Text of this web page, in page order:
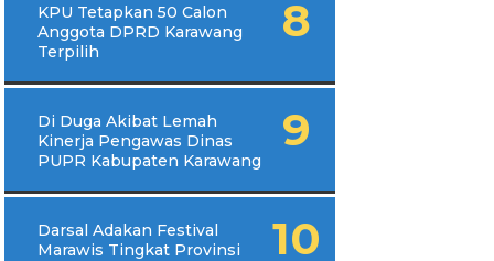
KPU Tetapkan 50 Calon
Anggota DPRD Karawang
Terpilih
Di Duga Akibat Lemah
Kinerja Pengawas Dinas
PUPR Kabupaten Karawang
Darsal Adakan Festival
Marawis Tingkat Provinsi